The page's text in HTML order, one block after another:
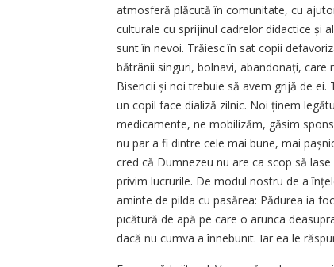
atmosferă plăcută în comunitate, cu
culturale cu sprijinul cadrelor didactice și
sunt în nevoi. Trăiesc în sat copii
bătrânii singuri, bolnavi, abandonați,
Bisericii și noi trebuie să avem grijă de
un copil face dializă zilnic. Noi ținem
medicamente, ne mobilizăm, găsim
nu par a fi dintre cele mai bune, mai
cred că Dumnezeu nu are ca scop să
privim lucrurile. De modul nostru de a
aminte de pilda cu pasărea: Pădurea ia
picătură de apă pe care o arunca
dacă nu cumva a înnebunit. Iar ea le